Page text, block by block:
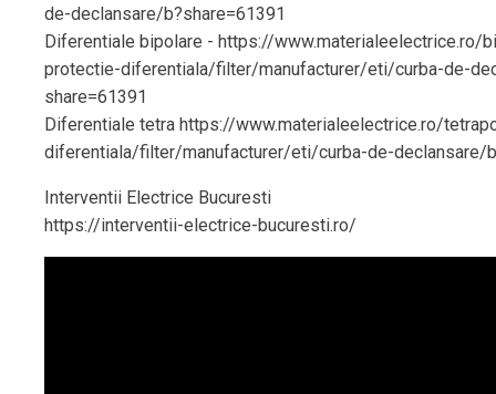
de-declansare/b?share=61391
Diferentiale bipolare - https://www.materialeelectrice.ro/
protectie-diferentiala/filter/manufacturer/eti/curba-de-
share=61391
Diferentiale tetra https://www.materialeelectrice.ro/
diferentiala/filter/manufacturer/eti/curba-de-declansare/
Interventii Electrice Bucuresti
https://interventii-electrice-bucuresti.ro/